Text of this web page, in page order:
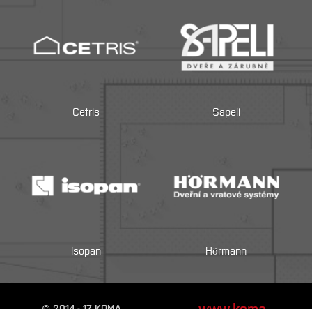
Cetris Sapeli
Isopan Hörmann